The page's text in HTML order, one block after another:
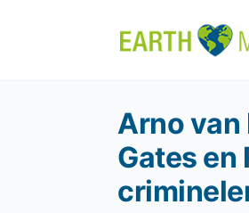
Arno van
Gates en